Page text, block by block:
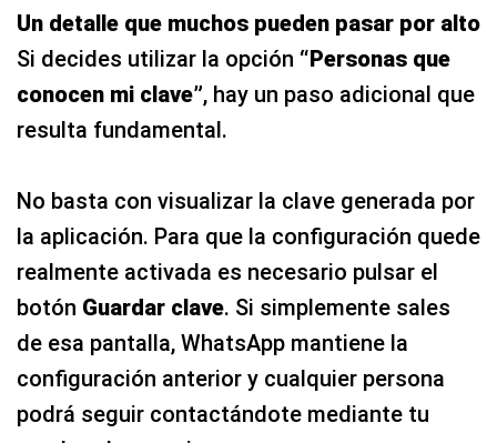
Un detalle que muchos pueden pasar por alto
Si decides utilizar la opción “Personas que
conocen mi clave”, hay un paso adicional que
resulta fundamental.
No basta con visualizar la clave generada por
la aplicación. Para que la configuración quede
realmente activada es necesario pulsar el
botón Guardar clave. Si simplemente sales
de esa pantalla, WhatsApp mantiene la
configuración anterior y cualquier persona
podrá seguir contactándote mediante tu